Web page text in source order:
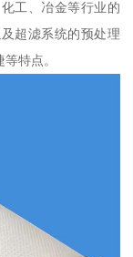
工、冶金等行业的
超滤系统的预处理
特点。